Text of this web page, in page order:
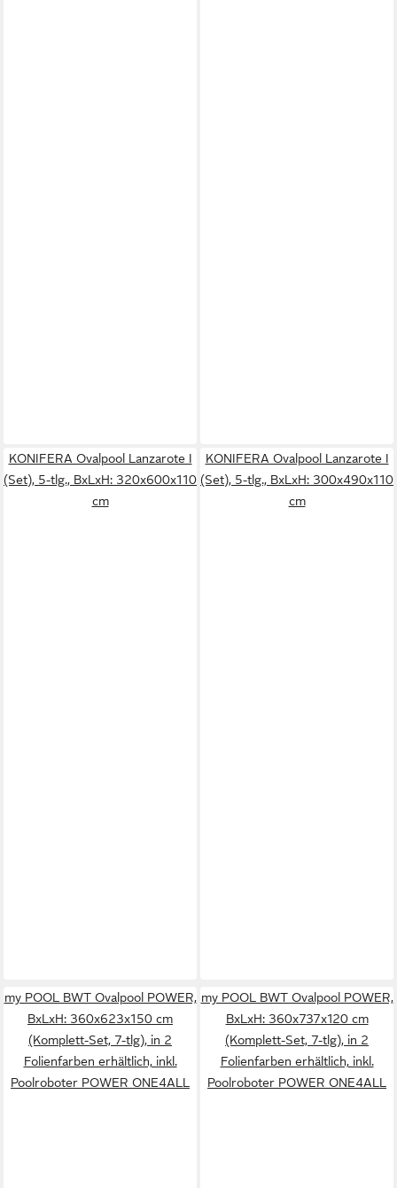
KONIFERA Ovalpool Lanzarote I
(Set), 5-tlg., BxLxH: 320x600x110
cm
KONIFERA Ovalpool Lanzarote I
(Set), 5-tlg., BxLxH: 300x490x110
cm
my POOL BWT Ovalpool POWER,
BxLxH: 360x623x150 cm
(Komplett-Set, 7-tlg), in 2
Folienfarben erhältlich, inkl.
Poolroboter POWER ONE4ALL
my POOL BWT Ovalpool POWER,
BxLxH: 360x737x120 cm
(Komplett-Set, 7-tlg), in 2
Folienfarben erhältlich, inkl.
Poolroboter POWER ONE4ALL